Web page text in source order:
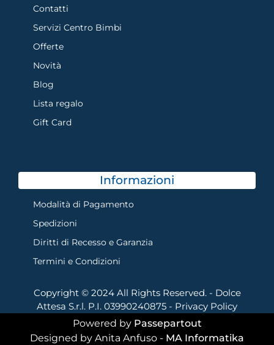
Contatti
Servizi Centro Bimbi
Offerte
Novità
Blog
Lista regalo
Gift Card
Informazioni
Modalità di Pagamento
Spedizioni
Diritti di Recesso e Garanzia
Termini e Condizioni
Copyright © 2024 All Rights Reserved. - Dolce
Attesa S.r.l. P.I. 03990240875 - Privacy Policy
Powered by Passepartout
Designed by Anita Anfuso - MA Informatika